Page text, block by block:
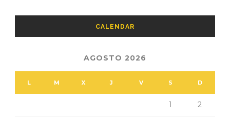
CALENDAR
AGOSTO 2026
L M X J V S D
1 2